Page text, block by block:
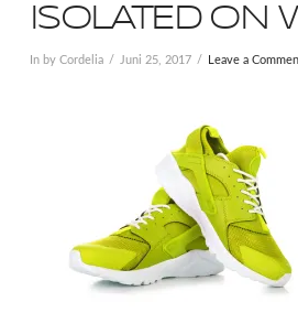
ISOLATED ON
In by Cordelia Juni 25, 2017 Leave a